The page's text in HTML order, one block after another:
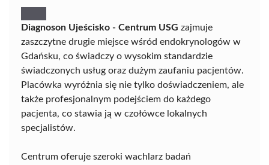
Diagnoson Ujeścisko - Centrum USG zajmuje
zaszczytne drugie miejsce wśród endokrynologów w
Gdańsku, co świadczy o wysokim standardzie
świadczonych usług oraz dużym zaufaniu pacjentów.
Placówka wyróżnia się nie tylko doświadczeniem, ale
także profesjonalnym podejściem do każdego
pacjenta, co stawia ją w czołówce lokalnych
specjalistów.
Centrum oferuje szeroki wachlarz badań